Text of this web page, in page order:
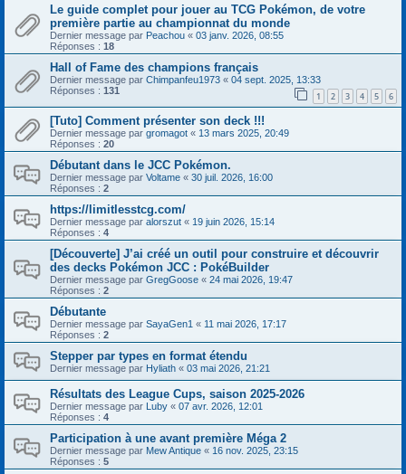
Le guide complet pour jouer au TCG Pokémon, de votre
première partie au championnat du monde
Dernier message par Peachou « 03 janv. 2026, 08:55
Réponses : 18
Hall of Fame des champions français
Dernier message par Chimpanfeu1973 « 04 sept. 2025, 13:33
Réponses : 131 1 2 3 4 5 6
[Tuto] Comment présenter son deck !!!
Dernier message par gromagot « 13 mars 2025, 20:49
Réponses : 20
Débutant dans le JCC Pokémon.
Dernier message par Voltame « 30 juil. 2026, 16:00
Réponses : 2
https://limitlesstcg.com/
Dernier message par alorszut « 19 juin 2026, 15:14
Réponses : 4
[Découverte] J’ai créé un outil pour construire et découvrir
des decks Pokémon JCC : PokéBuilder
Dernier message par GregGoose « 24 mai 2026, 19:47
Réponses : 2
Débutante
Dernier message par SayaGen1 « 11 mai 2026, 17:17
Réponses : 2
Stepper par types en format étendu
Dernier message par Hyliath « 03 mai 2026, 21:21
Résultats des League Cups, saison 2025-2026
Dernier message par Luby « 07 avr. 2026, 12:01
Réponses : 4
Participation à une avant première Méga 2
Dernier message par Mew Antique « 16 nov. 2025, 23:15
Réponses : 5